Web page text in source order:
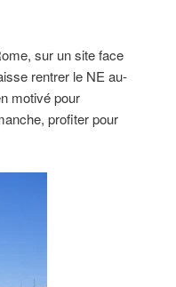
sur un site face
rentrer le NE au-
motivé pour
profiter pour